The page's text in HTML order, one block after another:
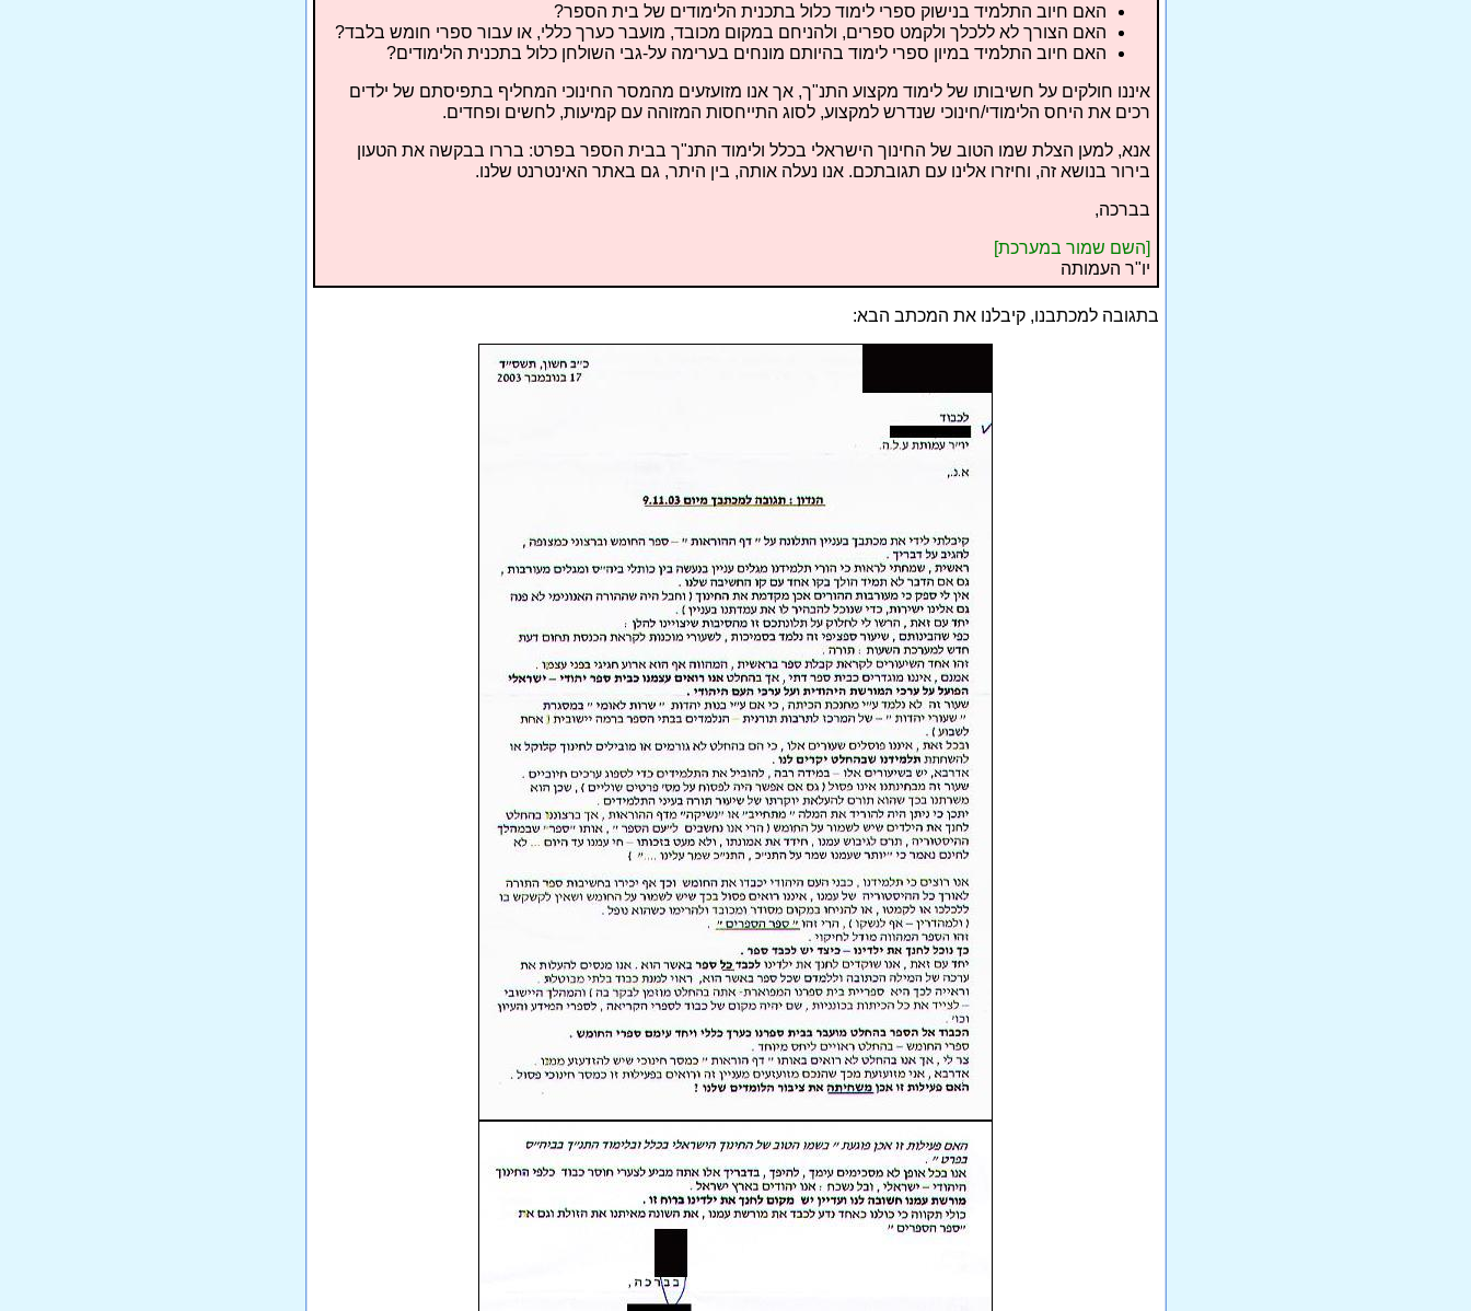
האם חיוב התלמיד בנישוק ספרי לימוד כלול בתכנית הלימודים של בית הספר?
האם הצורך לא ללכלך ולקמט ספרים, ולהניחם במקום מכובד, מועבר כערך כללי, או עבור ספרי חומש בלבד?
האם חיוב התלמיד במיון ספרי לימוד בהיותם מונחים בערימה על-גבי השולחן כלול בתכנית הלימודים?
איננו חולקים על חשיבותו של לימוד מקצוע התנ"ך, אך אנו מזועזעים מהמסר החינוכי המחליף בתפיסתם של ילדים
רכים את היחס הלימודי/חינוכי שנדרש למקצוע, לסוג התייחסות המזוהה עם קמיעות, לחשים ופחדים.
אנא, למען הצלת שמו הטוב של החינוך הישראלי בכלל ולימוד התנ"ך בבית הספר בפרט: בררו בבקשה את הטעון
בירור בנושא זה, וחיזרו אלינו עם תגובתכם. אנו נעלה אותה, בין היתר, גם באתר האינטרנט שלנו.
בברכה,
[השם שמור במערכת]
יו"ר העמותה
בתגובה למכתבנו, קיבלנו את המכתב הבא: